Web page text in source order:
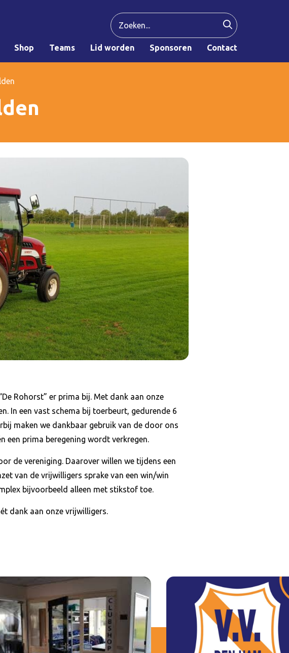
Shop Teams Lid worden Sponsoren Contact
Rohorst” er prima bij. Met dank aan onze
In een vast schema bij toerbeurt, gedurende 6
maken we dankbaar gebruik van de door ons
een prima beregening wordt verkregen.
de vereniging. Daarover willen we tijdens een
van de vrijwilligers sprake van een win/win
bijvoorbeeld alleen met stikstof toe.
dank aan onze vrijwilligers.